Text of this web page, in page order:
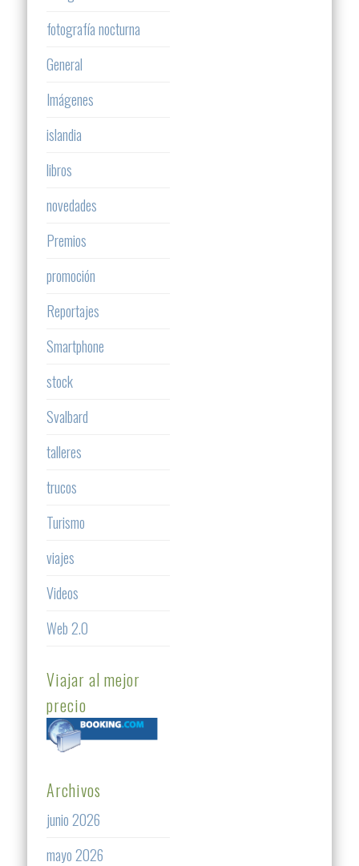
fotografía nocturna
General
Imágenes
islandia
libros
novedades
Premios
promoción
Reportajes
Smartphone
stock
Svalbard
talleres
trucos
Turismo
viajes
Videos
Web 2.0
Viajar al mejor
precio
Archivos
junio 2026
mayo 2026